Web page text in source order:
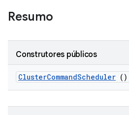
Resumo
Construtores públicos
ClusterCommandScheduler ()